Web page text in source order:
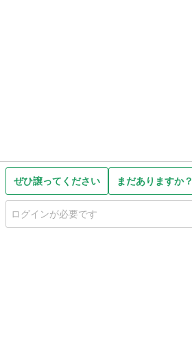
ぜひ譲ってください まだありますか？